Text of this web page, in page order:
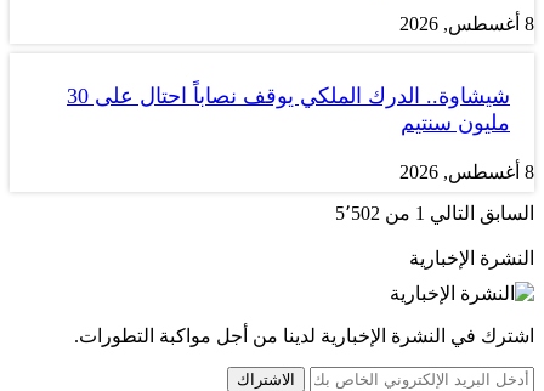
8 أغسطس, 2026
شيشاوة.. الدرك الملكي يوقف نصاباً احتال على 30
مليون سنتيم
8 أغسطس, 2026
السابق التالي 1 من 5٬502
النشرة الإخبارية
اشترك في النشرة الإخبارية لدينا من أجل مواكبة التطورات.
الاشتراك